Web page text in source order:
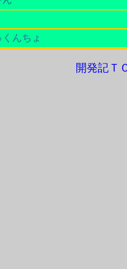
くんちょ
開発記Ｔ